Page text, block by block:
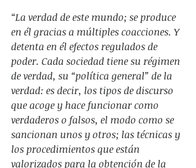
“La verdad de este mundo; se produce
en él gracias a múltiples coacciones. Y
detenta en él efectos regulados de
poder. Cada sociedad tiene su régimen
de verdad, su “política general” de la
verdad: es decir, los tipos de discurso
que acoge y hace funcionar como
verdaderos o falsos, el modo como se
sancionan unos y otros; las técnicas y
los procedimientos que están
valorizados para la obtención de la